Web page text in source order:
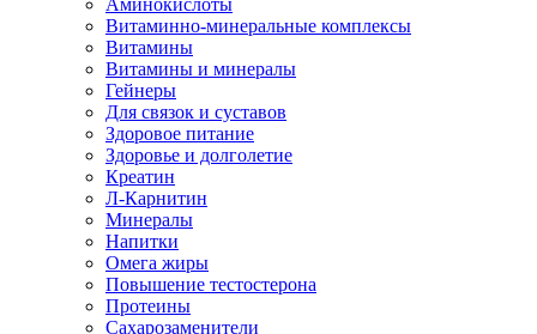
Витаминно-минеральные комплексы
Витамины
Витамины и минералы
Гейнеры
Для связок и суставов
Здоровое питание
Здоровье и долголетие
Креатин
Л-Карнитин
Минералы
Напитки
Омега жиры
Повышение тестостерона
Протеины
Сахарозаменители